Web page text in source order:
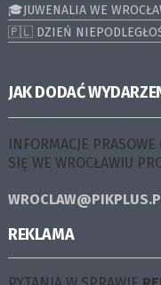
🎓JUWENALIA WE
🇵🇱 DZIEŃ
JAK DODAĆ
INFORMACJE
SIĘ WE WROCŁAWIU
REKLAMA